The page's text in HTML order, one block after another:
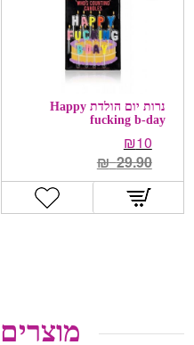
נרות יום הולדת Happy
fucking b-day
10
₪
29.90
₪